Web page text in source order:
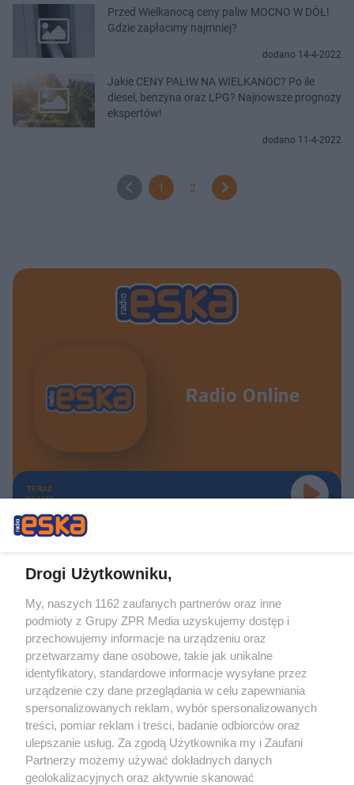
Przed Wielkanocą ceny paliw MOCNO W DÓŁ!
Gdzie zapłacimy najmniej?
dodano 14-4-2022
Jakie CENY PALIW NA WIELKANOC? Po ile
diesel, benzyna oraz LPG? Najnowsze prognozy
ekspertów!
dodano 11-4-2022
1 2
Radio Online
TERAZ
GRAMY
Żaden utwór zamieszczony w serwisie nie może być powielany i
rozpowszechniany lub dalej rozpowszechniany w jakikolwiek sposób (w
tym także elektroniczny lub mechaniczny) na jakimkolwiek polu
eksploatacji w jakiejkolwiek formie, włącznie z umieszczaniem w Internecie
bez pisemnej zgody właściciela praw. Jakiekolwiek użycie lub
wykorzystanie utworów w całości lub w części z naruszeniem prawa, tzn.
bez właściwej zgody, jest zabronione pod groźbą kary i może być ścigane
prawnie.
Drogi Użytkowniku,
My, naszych 1162 zaufanych partnerów oraz inne
podmioty z Grupy ZPR Media uzyskujemy dostęp i
przechowujemy informacje na urządzeniu oraz
przetwarzamy dane osobowe, takie jak unikalne
identyfikatory, standardowe informacje wysyłane przez
urządzenie czy dane przeglądania w celu zapewniania
spersonalizowanych reklam, wybór spersonalizowanych
treści, pomiar reklam i treści, badanie odbiorców oraz
ulepszanie usług. Za zgodą Użytkownika my i Zaufani
Partnerzy możemy używać dokładnych danych
geolokalizacyjnych oraz aktywnie skanować